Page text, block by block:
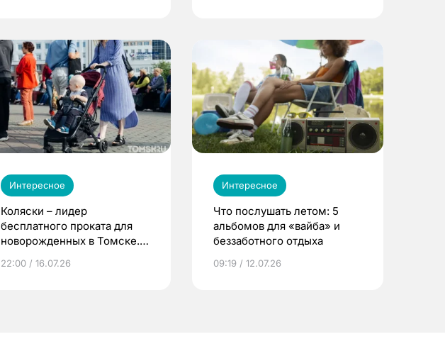
Интересное
Коляски – лидер
бесплатного проката для
новорожденных в Томске.
22:00 / 16.07.26
Интересное
Что послушать летом: 5
альбомов для «вайба» и
беззаботного отдыха
09:19 / 12.07.26